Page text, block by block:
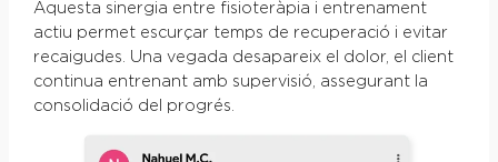
Aquesta sinergia entre fisioteràpia i entrenament
actiu permet escurçar temps de recuperació i evitar
recaigudes. Una vegada desapareix el dolor, el client
continua entrenant amb supervisió, assegurant la
consolidació del progrés.